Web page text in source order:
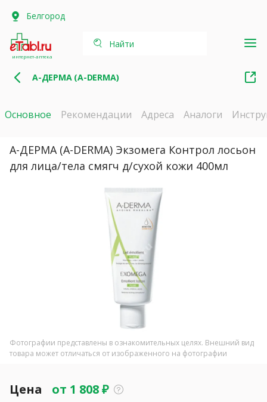
Белгород
интернет-аптека
Найти
А-ДЕРМА (A-DERMA)
Основное Рекомендации Адреса Аналоги
А-ДЕРМА (A-DERMA) Экзомега Контрол лосьон
для лица/тела смягч д/сухой кожи 400мл
Фотографии представлены в ознакомительных целях. Внешний вид
товара может отличаться от изображенного на фотографии
Цена от 1 808₽